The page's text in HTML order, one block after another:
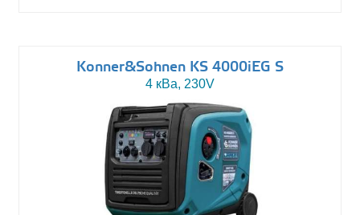
Konner&Sohnen KS 4000iEG S
4 кВа, 230V